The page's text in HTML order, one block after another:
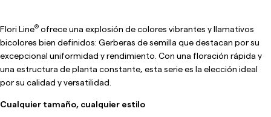
Flori Line® ofrece una explosión de colores vibrantes y llamativos
bicolores bien definidos: Gerberas de semilla que destacan por su
excepcional uniformidad y rendimiento. Con una floración rápida y
una estructura de planta constante, esta serie es la elección ideal
por su calidad y versatilidad.
Cualquier tamaño, cualquier estilo